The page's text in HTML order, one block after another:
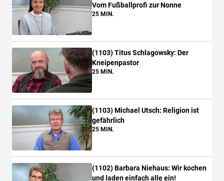
Vom Fußballprofi zur Nonne
25 MIN.
(1103)Titus Schlagowsky: Der
Kneipenpastor
25 MIN.
(1103)Michael Utsch: Religion ist
gefährlich
25 MIN.
(1102)Barbara Niehaus: Wir kochen
und laden einfach alle ein!